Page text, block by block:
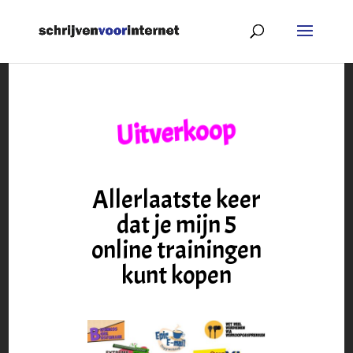
Uitverkoop
Allerlaatste keer
dat je mijn 5
online trainingen
kunt kopen